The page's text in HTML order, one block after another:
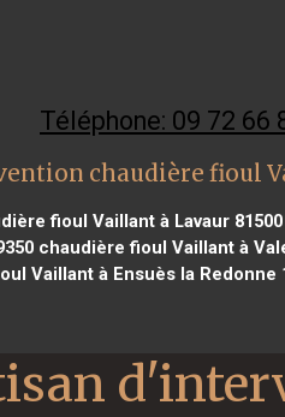
Téléphone: 09 72 66
chaudière fioul
fioul Vaillant à Lavaur 81500
chaudière fioul Vaillant à
Vaillant à Ensuès la Redonne